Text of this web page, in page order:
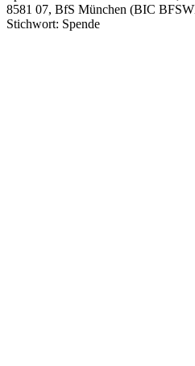
8581 07, BfS München (BIC
Stichwort: Spende